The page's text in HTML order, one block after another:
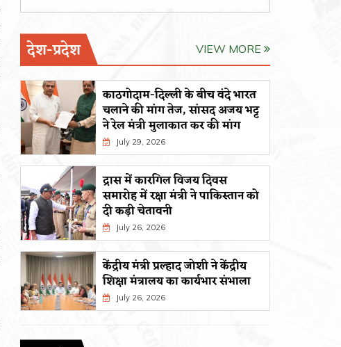
देश-प्रदेश VIEW MORE
काठगोदाम-दिल्ली के बीच वंदे भारत
चलाने की मांग तेज, सांसद अजय भट्ट
ने रेल मंत्री मुलाकात कर की मांग
July 29, 2026
द्रास में कारगिल विजय दिवस
समारोह में रक्षा मंत्री ने पाकिस्तान को
दी कड़ी चेतावनी
July 26, 2026
केंद्रीय मंत्री प्रल्हाद जोशी ने केंद्रीय
शिक्षा मंत्रालय का कार्यभार संभाला
July 26, 2026